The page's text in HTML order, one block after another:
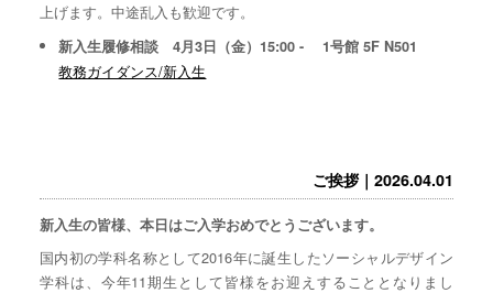
上げます。中途乱入も歓迎です。
新入生履修相談 4月3日（金）15:00 - 1号館 5F N501
教務ガイダンス/新入生
ご挨拶｜2026.04.01
新入生の皆様、本日はご入学おめでとうございます。
国内初の学科名称として2016年に誕生したソーシャルデザイン
学科は、今年11期生として皆様をお迎えすることとなりまし